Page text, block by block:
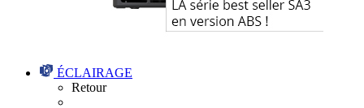
ÉCLAIRAGE
Retour